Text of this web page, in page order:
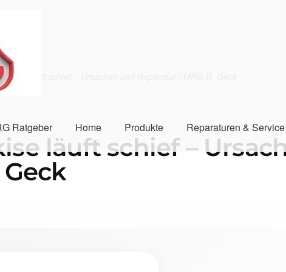
Ratgeber Home Produkte Reparaturen & Service
läuft schief – Ursachen und Reparatur | MRG R. Geck
läuft schief –